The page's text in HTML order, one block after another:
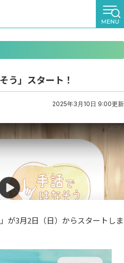
う」スタート！
2025年3月10日 9:00更新
が3月2日（日）からスタートしま